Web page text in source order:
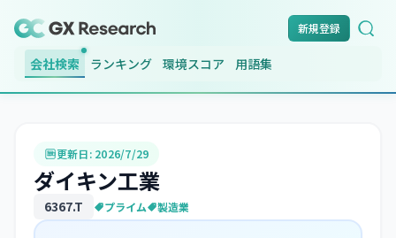
新規登録
会社検索 ランキング 環境スコア 用語集
更新日: 2026/7/29
ダイキン工業
6367.T プライム 製造業